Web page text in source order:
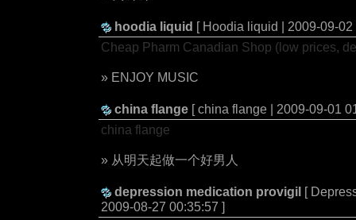
hoodia liquid [ Hoodia liquid | 2009-09-02
Cheap Pharm Canadian Shop (low prices,
» ENJOY MUSIC
china flange [ china flange | 2009-09-01
china flange
» 从明天起做一个好男人
depression medication provigil [
2009-08-27 00:35:57 ]